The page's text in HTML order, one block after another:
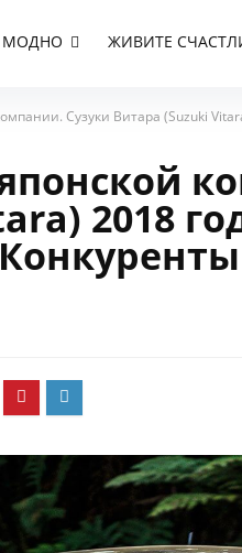
МОДНО ЖИВИТЕ
Сузуки Витара (Suzuki
2018